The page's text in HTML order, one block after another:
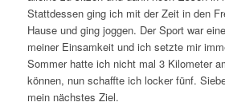
Stattdessen ging ich mit der Zeit in den
Hause und ging joggen. Der Sport war
meiner Einsamkeit und ich setzte mir
Sommer hatte ich nicht mal 3 Kilometer
können, nun schaffte ich locker fünf.
mein nächstes Ziel.